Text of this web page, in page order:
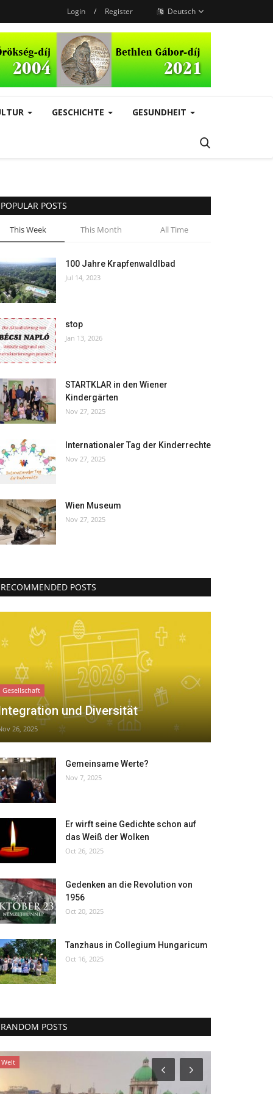
Login / Register Deutsch
GESCHICHTE GESUNDHEIT
POPULAR POSTS
This Week This Month All Time
100 Jahre Krapfenwaldlbad
Jul 14, 2023
stop
Jan 13, 2026
STARTKLAR in den Wiener
Kindergärten
Nov 27, 2025
Internationaler Tag der Kinderrechte
Nov 27, 2025
Wien Museum
Nov 27, 2025
RECOMMENDED POSTS
Gesellschaft
und Diversität
26, 2025
Gemeinsame Werte?
Nov 7, 2025
Er wirft seine Gedichte schon auf
das Weiß der Wolken
Oct 26, 2025
Gedenken an die Revolution von
1956
Oct 20, 2025
Tanzhaus in Collegium Hungaricum
Oct 16, 2025
RANDOM POSTS
Welt